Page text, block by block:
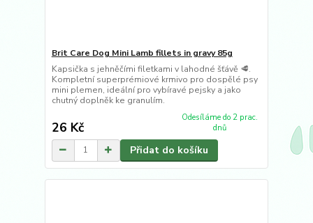
Brit Care Dog Mini Lamb fillets in gravy 85g
Kapsička s jehněčími filetkami v lahodné šťávě 🥩.
Kompletní superprémiové krmivo pro dospělé psy
mini plemen, ideální pro vybíravé pejsky a jako
chutný doplněk ke granulím.
26 Kč
Odesíláme do 2 prac.
dnů
Přidat do košíku